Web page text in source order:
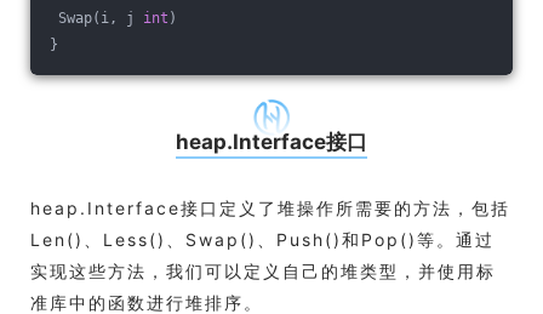
Swap(i, j int )
}
heap.Interface接口
heap.Interface接口定义了堆操作所需要的方法，包括
Len()、Less()、Swap()、Push()和Pop()等。通过
实现这些方法，我们可以定义自己的堆类型，并使用标
准库中的函数进行堆排序。